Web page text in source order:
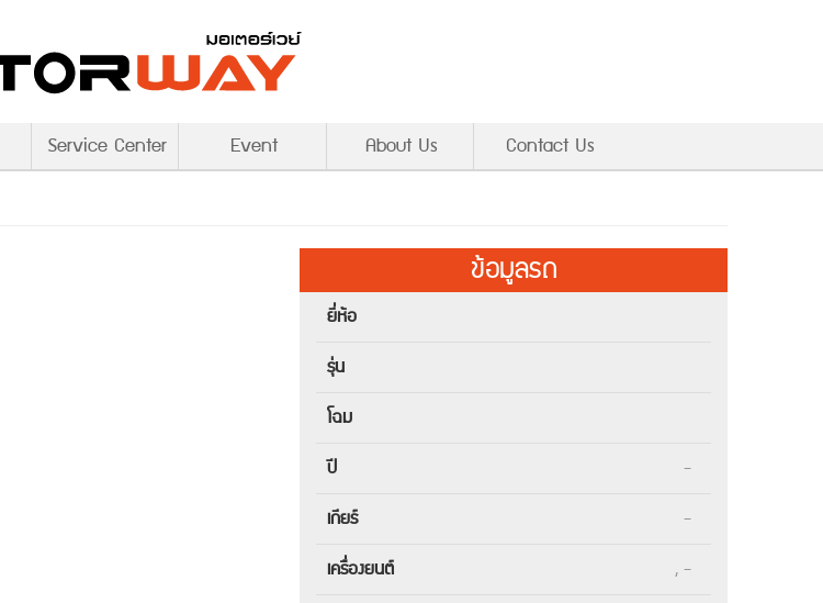
Service Center Event About Us Contact Us
ข้อมูลรถ
ยี่ห้อ
รุ่น
โฉม
ปี
-
เกียร์
-
เครื่องยนต์
, -